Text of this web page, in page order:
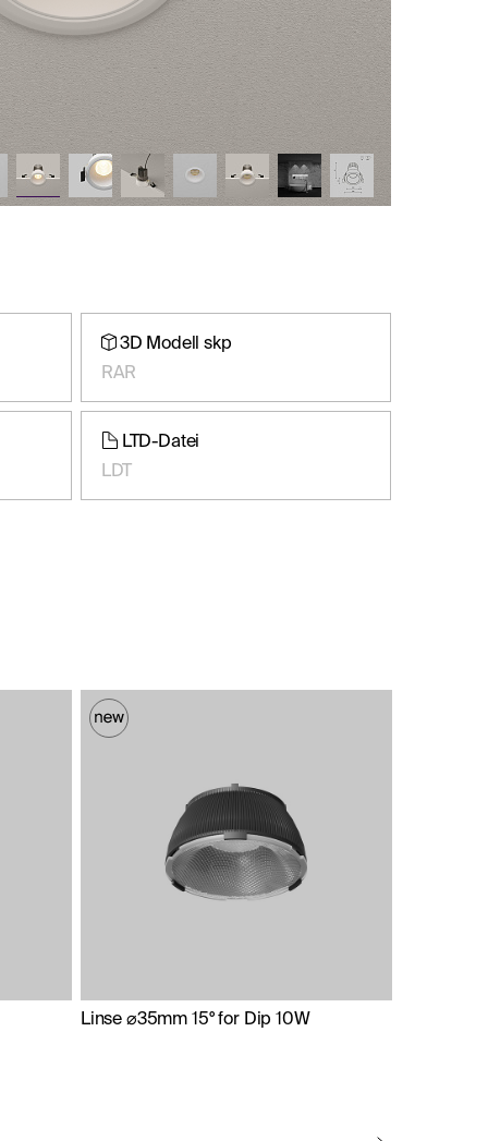
3D Modell skp
RAR
LTD-Datei
LDT
Linse ⌀35mm 15° for Dip 10W